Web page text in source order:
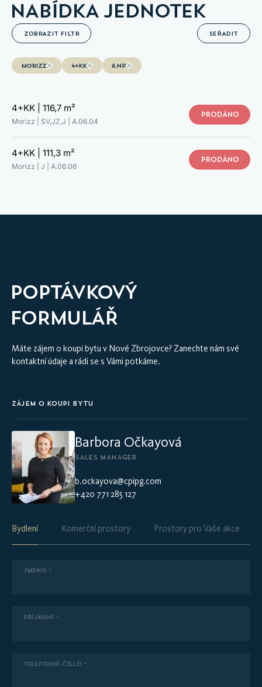
NABÍDKA JEDNOTEK
ZOBRAZIT FILTR SEŘADIT
MORIZZ 4+KK 6.NP
4+KK | 116,7 m²
Morizz | SV,JZ,J | A.06.04
PRODÁNO
4+KK | 111,3 m²
Morizz | J | A.06.06
PRODÁNO
PROHLÉDNĚTE SI SVŮJ NOVÝ
POPTÁVKOVÝ
FORMULÁŘ
Máte zájem o koupi bytu v Nové Zbrojovce? Zanechte nám své
kontaktní údaje a rádi se s Vámi potkáme.
ZÁJEM O KOUPI BYTU
Barbora Očkayová
SALES MANAGER
b.ockayova@cpipg.com
+420 771 285 127
Bydlení Komerční prostory Prostory pro Vaše akce
JMÉNO *
PŘÍJMENÍ *
TELEFONNÍ ČÍSLO *